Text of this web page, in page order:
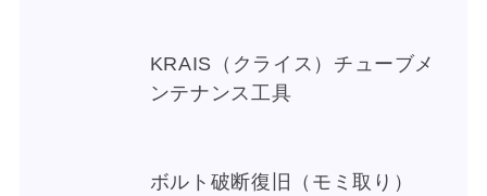
KRAIS（クライス）チューブメ
ンテナンス工具
ボルト破断復旧（モミ取り）